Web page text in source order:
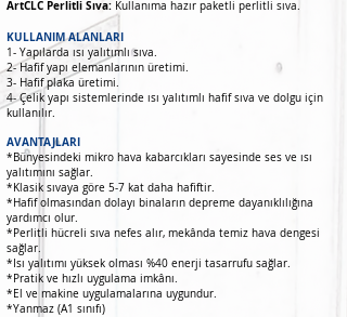
ArtCLC Perlitli Sıva: Kullanıma hazır paketli perlitli sıva.
KULLANIM ALANLARI
1- Yapılarda ısı yalıtımlı sıva.
2- Hafif yapı elemanlarının üretimi.
3- Hafif plaka üretimi.
4- Çelik yapı sistemlerinde ısı yalıtımlı hafif sıva ve dolgu için
kullanılır.
AVANTAJLARI
*Bünyesindeki mikro hava kabarcıkları sayesinde ses ve ısı
yalıtımını sağlar.
*Klasik sıvaya göre 5-7 kat daha hafiftir.
*Hafif olmasından dolayı binaların depreme dayanıklılığına
yardımcı olur.
*Perlitli hücreli sıva nefes alır, mekânda temiz hava dengesi
sağlar.
*Isı yalıtımı yüksek olması %40 enerji tasarrufu sağlar.
*Pratik ve hızlı uygulama imkânı.
*El ve makine uygulamalarına uygundur.
*Yanmaz (A1 sınıfı)